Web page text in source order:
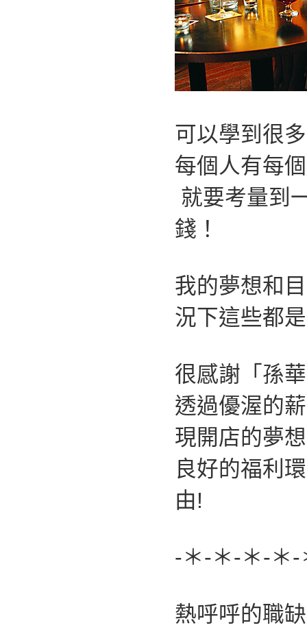
可以學到很
每個人有每
就要考量到
錢！
我的夢想和
況下這些都
很感謝「孫
透過優渥的
現開店的夢想
良好的福利
由!
-＊-＊-＊-＊
熱呼呼的職